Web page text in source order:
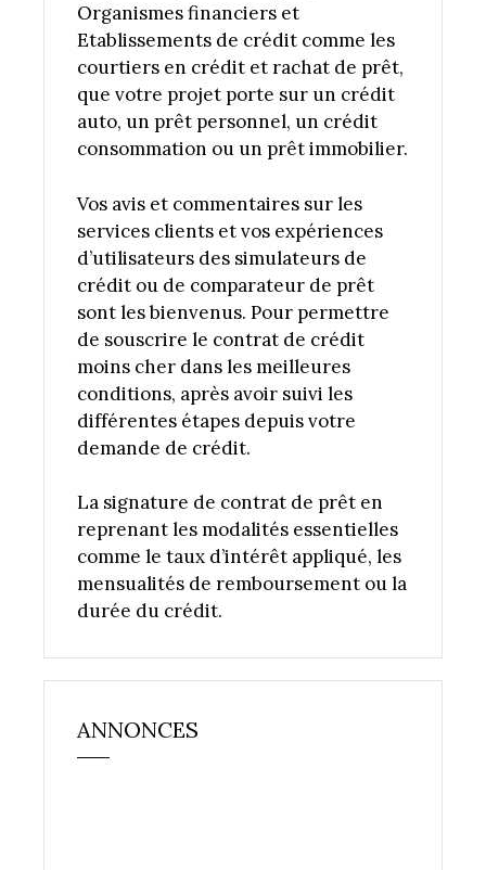
Organismes financiers et
Etablissements de crédit comme les
courtiers en crédit et rachat de prêt,
que votre projet porte sur un crédit
auto, un prêt personnel, un crédit
consommation ou un prêt immobilier.
Vos avis et commentaires sur les
services clients et vos expériences
d’utilisateurs des simulateurs de
crédit ou de comparateur de prêt
sont les bienvenus. Pour permettre
de souscrire le contrat de crédit
moins cher dans les meilleures
conditions, après avoir suivi les
différentes étapes depuis votre
demande de crédit.
La signature de contrat de prêt en
reprenant les modalités essentielles
comme le taux d’intérêt appliqué, les
mensualités de remboursement ou la
durée du crédit.
ANNONCES